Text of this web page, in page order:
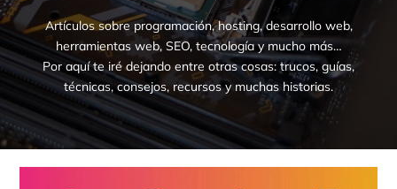
Artículos sobre programación, hosting, desarrollo web,
herramientas web, SEO, tecnología y mucho más…
Por aquí te iré dejando entre otras cosas: trucos, guías,
técnicas, consejos, recursos y muchas historias.